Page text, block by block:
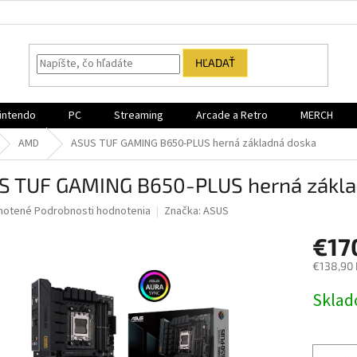
HĽADAŤ
PC Streaming Arcade a Retro MERCH
AMD ASUS TUF GAMING B650-PLUS herná základná doska
TUF GAMING B650-PLUS herná
Podrobnosti hodnotenia Značka: ASUS
€138,90
cena: